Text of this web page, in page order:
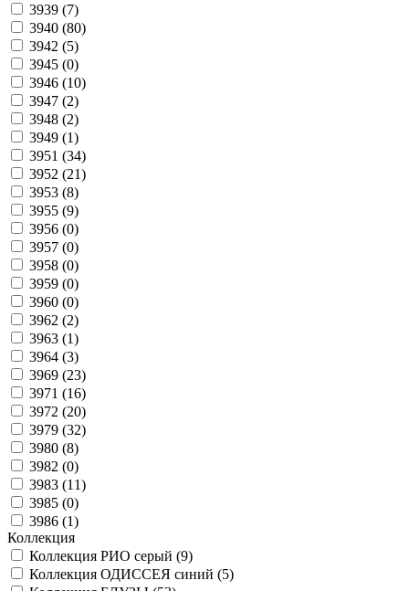
3939 (7)
3940 (80)
3942 (5)
3945 (0)
3946 (10)
3947 (2)
3948 (2)
3949 (1)
3951 (34)
3952 (21)
3953 (8)
3955 (9)
3956 (0)
3957 (0)
3958 (0)
3959 (0)
3960 (0)
3962 (2)
3963 (1)
3964 (3)
3969 (23)
3971 (16)
3972 (20)
3979 (32)
3980 (8)
3982 (0)
3983 (11)
3985 (0)
3986 (1)
Коллекция
Коллекция РИО серый (9)
Коллекция ОДИССЕЯ синий (5)